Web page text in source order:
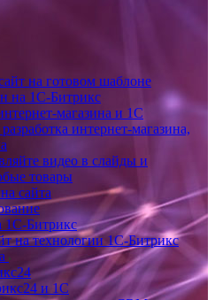
на готовом шаблоне
на 1С-Битрикс
магазина и 1С
интернет-магазина,
видео в слайды и
товары
сайта
1С-Битрикс
на технологии 1С-Битрикс
и 1С